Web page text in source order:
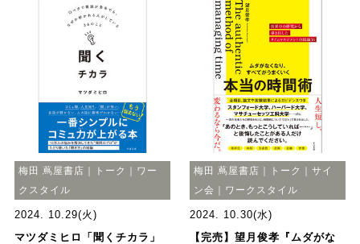
梅田 蔦屋書店｜トーク｜ワー
クスタイル
2024. 10.29(火)
マツダミヒロ「聞くチカラ」
梅田 蔦屋書店｜トーク｜サイ
ン会｜ワークスタイル
2024. 10.30(水)
【完売】望月俊孝『ムダがな